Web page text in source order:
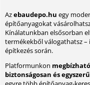
Azebaudepo.hu egy
építőanyagokat
Kínálatunkban elsősorban
termékekből válogathatsz –
építkezés során.
Platformunkon
biztonságosan és